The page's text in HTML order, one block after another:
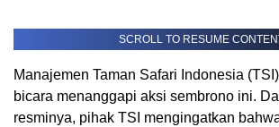
SCROLL TO RESUME
Manajemen Taman Safari Indonesia
bicara menanggapi aksi sembrono ini.
resminya, pihak TSI mengingatkan